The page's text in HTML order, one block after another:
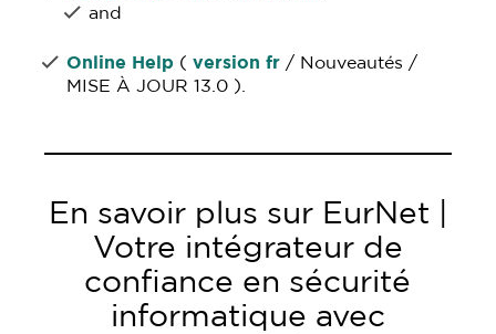
and
Online Help (version fr / Nouveautés /
MISE À JOUR 13.0 ).
En savoir plus sur EurNet |
Votre intégrateur de
confiance en sécurité
informatique avec